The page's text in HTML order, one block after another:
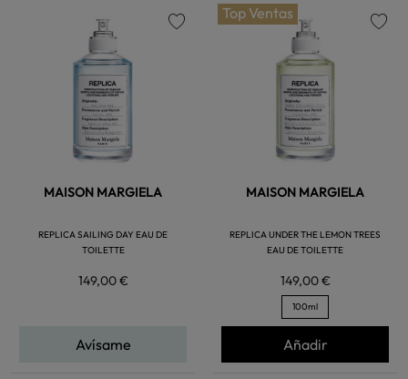
MAISON MARGIELA
REPLICA SAILING DAY EAU DE
TOILETTE
149,00 €
Avísame
Top Ventas
MAISON MARGIELA
REPLICA UNDER THE LEMON TREES
EAU DE TOILETTE
149,00 €
100ml
Añadir